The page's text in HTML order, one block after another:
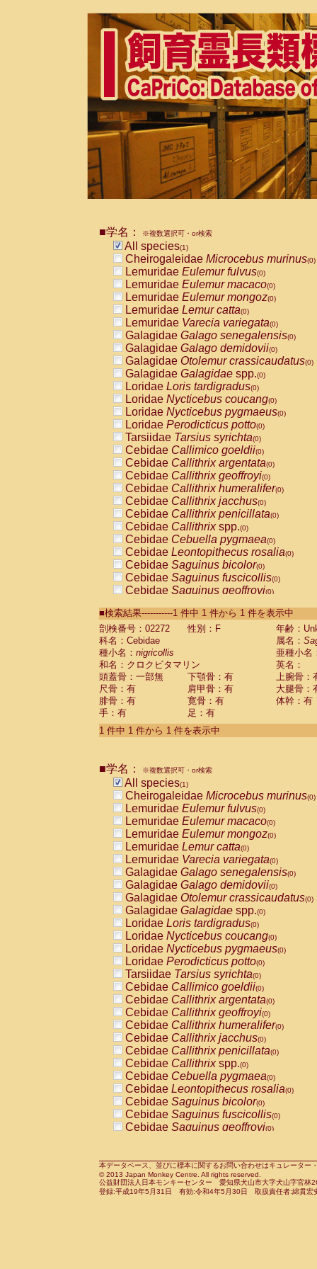
■学名： ※複数選択可・or検索
All species(1)
Cheirogaleidae Microcebus murinus(0)
Lemuridae Eulemur fulvus(0)
Lemuridae Eulemur macaco(0)
Lemuridae Eulemur mongoz(0)
Lemuridae Lemur catta(0)
Lemuridae Varecia variegata(0)
Galagidae Galago senegalensis(0)
Galagidae Galago demidovii(0)
Galagidae Otolemur crassicaudatus(0)
Galagidae Galagidae spp.(0)
Loridae Loris tardigradus(0)
Loridae Nycticebus coucang(0)
Loridae Nycticebus pygmaeus(0)
Loridae Perodicticus potto(0)
Tarsiidae Tarsius syrichta(0)
Cebidae Callimico goeldii(0)
Cebidae Callithrix argentata(0)
Cebidae Callithrix geoffroyi(0)
Cebidae Callithrix humeralifer(0)
Cebidae Callithrix jacchus(0)
Cebidae Callithrix penicillata(0)
Cebidae Callithrixspp.(0)
Cebidae Cebuella pygmaea(0)
Cebidae Leontopithecus rosalia(0)
Cebidae Saguinus bicolor(0)
Cebidae Saguinus fuscicollis(0)
Cebidae Saguinus geoffroyi(0)
CebidaeSaguinus labiatus(0)
Cebidae Saguinus leucopus (0)
Cebidae
CebidaeSaguinus mystax
CebidaeSaguinus nigricollis (1)
Cebidae Saguinus oedipus
Cebidae Saguinus weddelli
Cebidae Saguinusspp.
Cebidae Aotus trivirgatus
Cebidae Cebus albifrons
CebidaeCebus nigrivittatus
CebidaeCebus
CebidaeSaimiri boliviensis(0)
CebidaeSaimiri sciureus(0)
AtelidaeAlouatta caraya(0)
AtelidaeAlouatta fusca(0)
AtelidaeAlouatta seniculus
AtelidaeAlouattaspp.(0)
AtelidaeAteles belzebuth(0)
AtelidaeAteles geoffroyi(0)
AtelidaeAteles paniscus(0)
AtelidaeAtelesspp.(0)
Atelidae Lagothrix lagothricha
AtelidaeLagothrix lagothricha cana
PitheciidaeCacajao calvus
PitheciidaeCallicebus cupreus
PitheciidaeCallicebus donacophilus
PitheciidaeCallicebus moloch
PitheciidaeCallicebus torquatus
PitheciidaeCallicebusspp.(0)
PitheciidaeChiropotes satanas(0)
PitheciidaePithecia monachus
PitheciidaePithecia pithecia(0)
CercopithecidaeCercocebus agilis
CercopithecidaeCercocebus
CercopithecidaeCercocebus
CercopithecidaeCercocebus
CercopithecidaeCercocebus
CercopithecidaeCercocebushybrid
CercopithecidaePapio anubis(0)
CercopithecidaePapio cynocephalus
CercopithecidaePapio hamadryas(0)
■検索結果-----------1 件中 1 件から 1 件を表示中
剖検番号：02272
性別：F
年齢：
科名：Cebidae
属名：
種小名： nigricollis
亜種小名
和名：クロクビタマリン
英名：
頭蓋骨：一部無
下顎骨：有
上腕骨：
尺骨：有
肩甲骨：有
大腿骨：
腓骨：有
寛骨：有
体幹：有
手：有
足：有
1 件中 1 件から 1 件を表示中
■学名： ※複数選択可・or検索
All species(1)
Cheirogaleidae Microcebus murinus(0)
Lemuridae Eulemur fulvus(0)
Lemuridae Eulemur macaco(0)
Lemuridae Eulemur mongoz(0)
Lemuridae Lemur catta(0)
Lemuridae Varecia variegata(0)
Galagidae Galago senegalensis(0)
Galagidae Galago demidovii(0)
Galagidae Otolemur crassicaudatus(0)
Galagidae Galagidae spp.(0)
Loridae Loris tardigradus(0)
Loridae Nycticebus coucang(0)
Loridae Nycticebus pygmaeus(0)
Loridae Perodicticus potto(0)
Tarsiidae Tarsius syrichta(0)
Cebidae Callimico goeldii(0)
Cebidae Callithrix argentata(0)
Cebidae Callithrix geoffroyi(0)
Cebidae Callithrix humeralifer(0)
Cebidae Callithrix jacchus(0)
Cebidae Callithrix penicillata(0)
Cebidae Callithrixspp.(0)
Cebidae Cebuella pygmaea(0)
Cebidae Leontopithecus rosalia(0)
Cebidae Saguinus bicolor(0)
Cebidae Saguinus fuscicollis(0)
Cebidae Saguinus geoffroyi(0)
CebidaeSaguinus leucopus(0)
CebidaeSaguinus midas(0)
Cebidae Saguinus mystax(0)
本データベース、並びに標本に関するお問い合わせはキュレータ
© 2013 Japan Monkey Centre. All rights reserved.
公益財団法人日本モンキーセンター 愛知県犬山市大字犬山字官
登録:平成19年5月31日 有効:令和4年5月30日 取扱責任者:綿貫宏